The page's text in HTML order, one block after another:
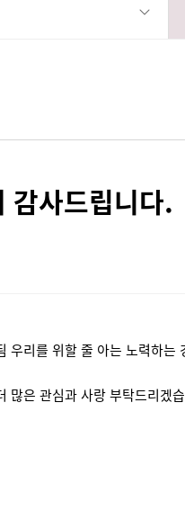
감사드립니다.
리를 위할 줄 아는 노력하는
많은 관심과 사랑 부탁드리겠